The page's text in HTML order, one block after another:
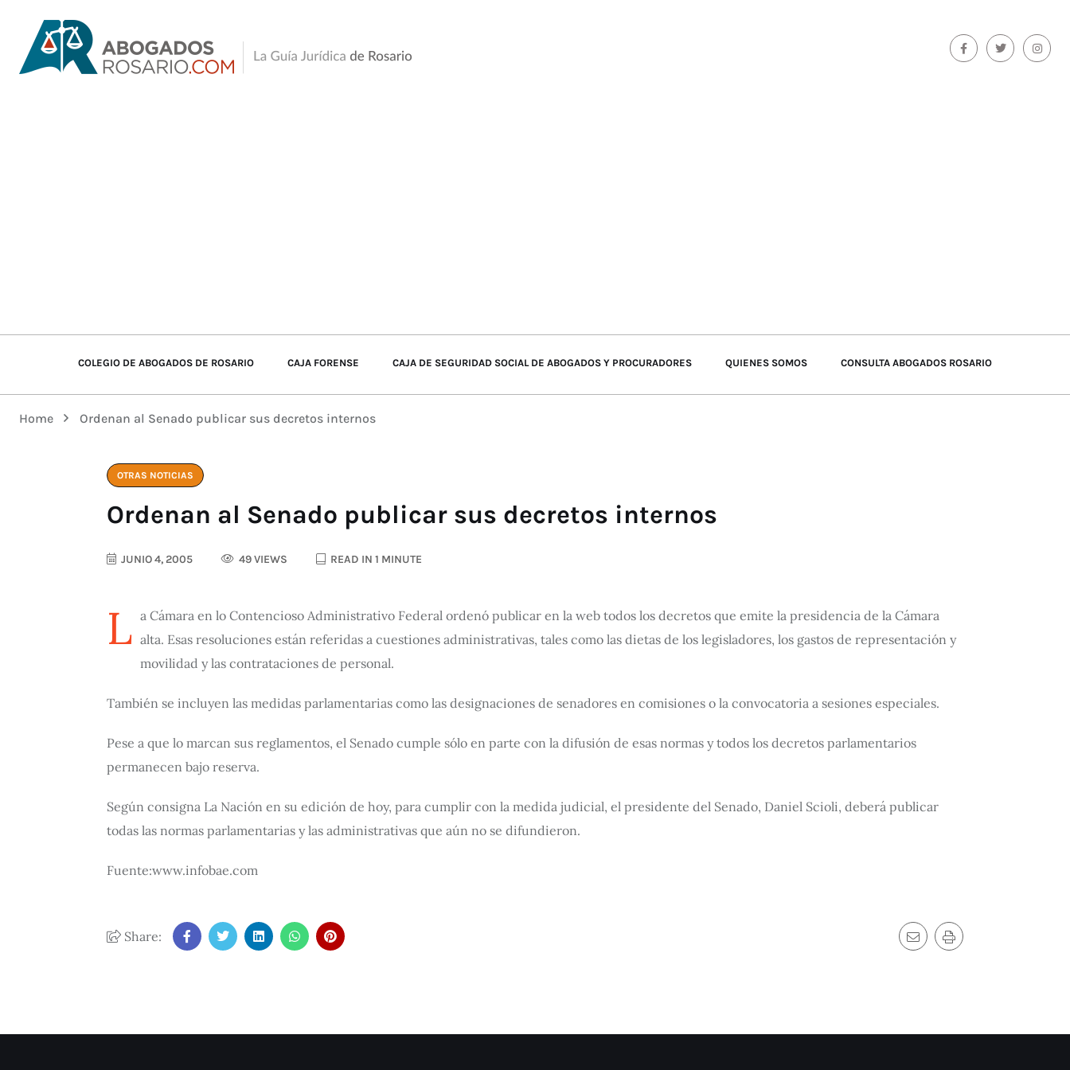
COLEGIO DE ABOGADOS DE ROSARIO CAJA FORENSE CAJA DE SEGURIDAD SOCIAL DE ABOGADOS Y PROCURADORES QUIENES SOMOS CONSULTA ABOGADOS ROSARIO
Home Ordenan al Senado publicar sus decretos internos
OTRAS NOTICIAS
Ordenan al Senado publicar sus decretos internos
JUNIO 4, 2005 49 VIEWS READ IN 1 MINUTE
L a Cámara en lo Contencioso Administrativo Federal ordenó publicar en la web todos los decretos que emite la presidencia de la Cámara
alta. Esas resoluciones están referidas a cuestiones administrativas, tales como las dietas de los legisladores, los gastos de representación y
movilidad y las contrataciones de personal.
También se incluyen las medidas parlamentarias como las designaciones de senadores en comisiones o la convocatoria a sesiones especiales.
Pese a que lo marcan sus reglamentos, el Senado cumple sólo en parte con la difusión de esas normas y todos los decretos parlamentarios
permanecen bajo reserva.
Según consigna La Nación en su edición de hoy, para cumplir con la medida judicial, el presidente del Senado, Daniel Scioli, deberá publicar
todas las normas parlamentarias y las administrativas que aún no se difundieron.
Fuente:www.infobae.com
Share: